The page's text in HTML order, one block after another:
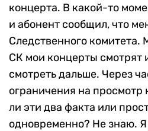
концерта. В какой-то
и абонент сообщил, что
Следственного комитета.
СК мои концерты смотрят
смотреть дальше. Через
ограничения на просмотр
ли эти два факта или
одновременно? Не знаю.